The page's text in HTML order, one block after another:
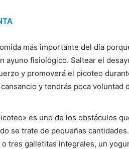
más importante del día
ayuno fisiológico. Saltear el
y promoverá el picoteo
y tendrás poca voluntad
es uno de los obstáculos
se trate de pequeñas
tres galletitas integrales, un